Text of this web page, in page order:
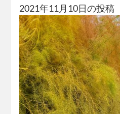
2021年11月10日の投稿